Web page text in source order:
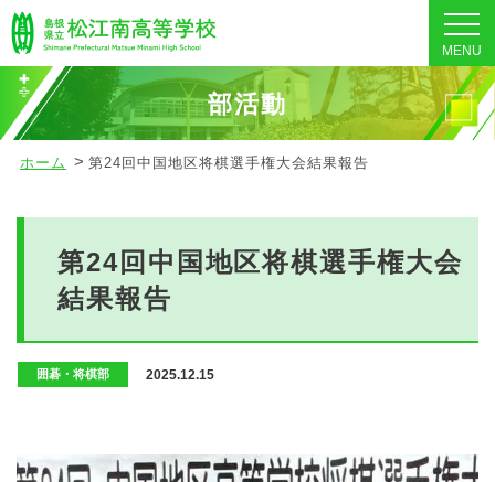
MENU
部活動
ホーム 第24回中国地区将棋選手権大会結果報告
第24回中国地区将棋選手権大会
結果報告
囲碁・将棋部 2025.12.15